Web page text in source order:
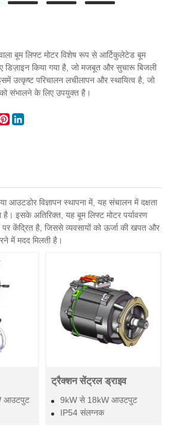
बूम लिफ्ट मोटर विशेष रूप से आर्टिकुलेटेड बूम
डिज़ाइन किया गया है, जो मजबूत और सुचारू बिजली
उत्कृष्ट परिचालन लचीलापन और स्थायित्व है, जो
को संभालने के लिए उपयुक्त है।
Pinterest
आउटडोर विज्ञापन स्थापना में, यह संचालन में दक्षता
है। इसके अतिरिक्त, यह बूम लिफ्ट मोटर पर्यावरण
केंद्रित है, जिससे व्यवसायों को ऊर्जा की खपत और
में मदद मिलती है।
आउटपुट
ट्रैक्शन सेंट्रल ड्राइव
9kW से 18kW आउटपुट
IP54 संलग्नक